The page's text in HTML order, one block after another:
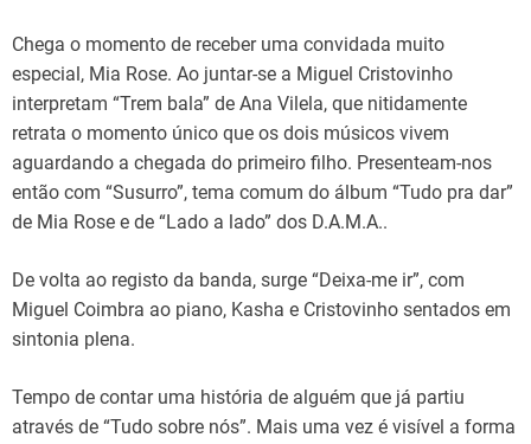
Chega o momento de receber uma convidada muito
especial, Mia Rose. Ao juntar-se a Miguel Cristovinho
interpretam “Trem bala” de Ana Vilela, que nitidamente
retrata o momento único que os dois músicos vivem
aguardando a chegada do primeiro filho. Presenteam-nos
então com “Susurro”, tema comum do álbum “Tudo pra dar”
de Mia Rose e de “Lado a lado” dos D.A.M.A..
De volta ao registo da banda, surge “Deixa-me ir”, com
Miguel Coimbra ao piano, Kasha e Cristovinho sentados em
sintonia plena.
Tempo de contar uma história de alguém que já partiu
através de “Tudo sobre nós”. Mais uma vez é visível a forma